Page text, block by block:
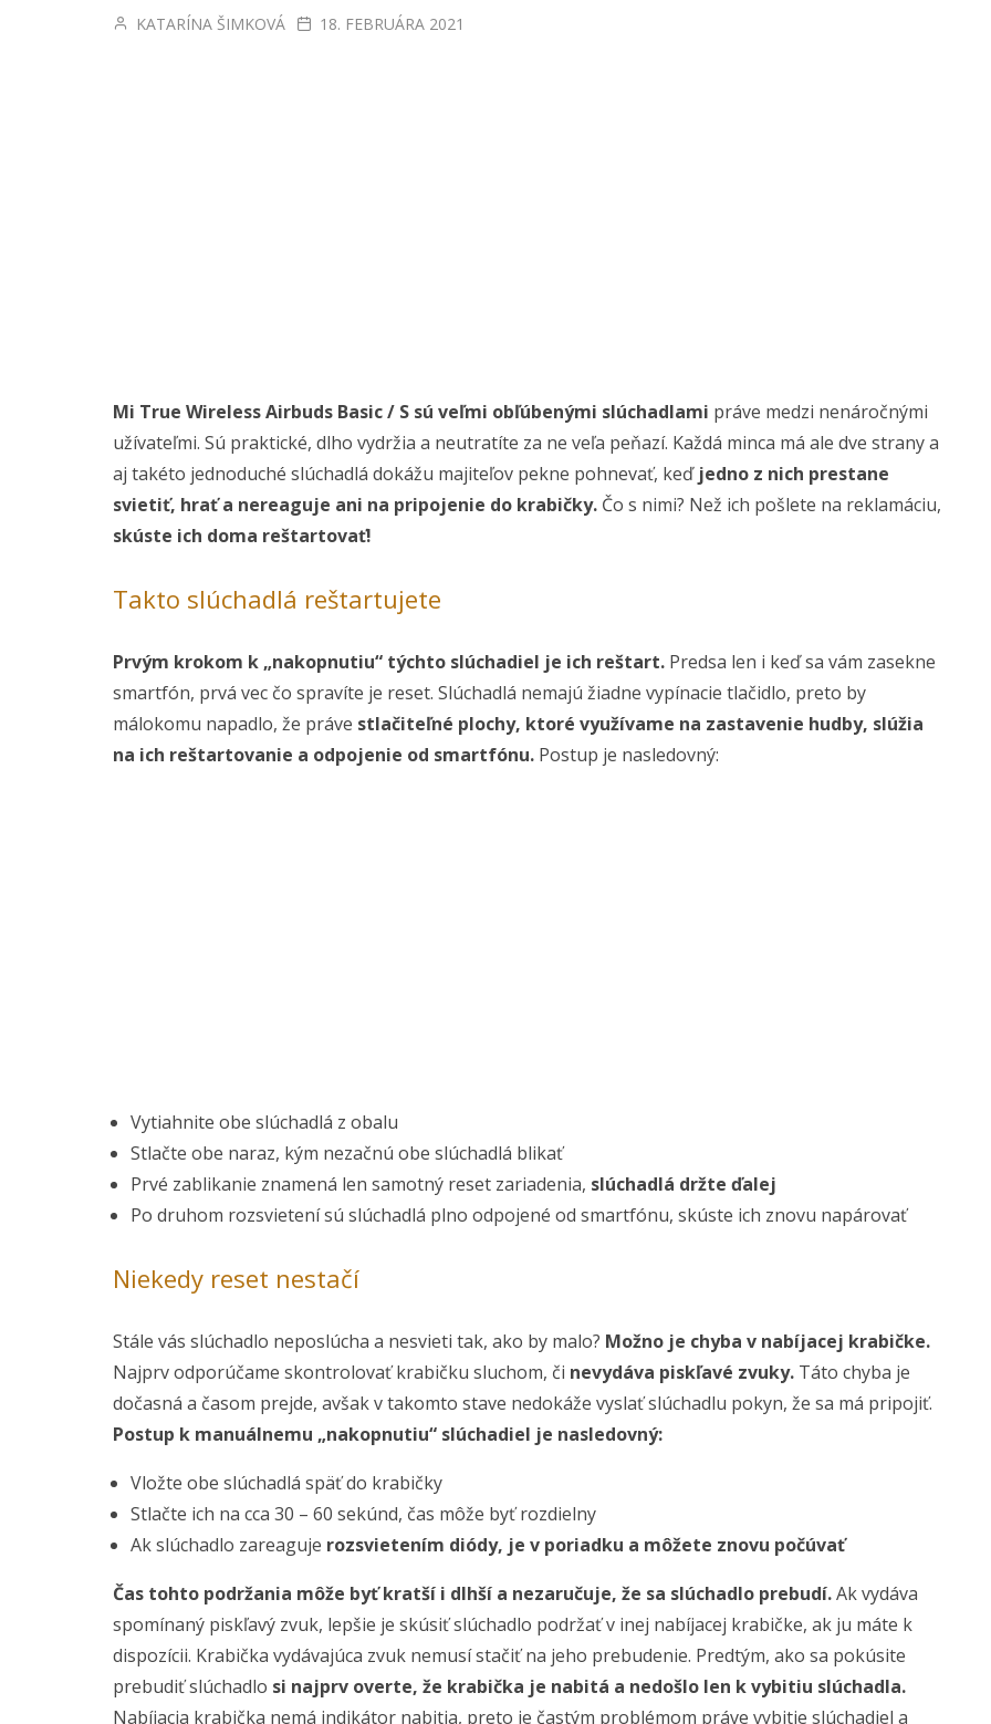
KATARÍNA ŠIMKOVÁ 18. FEBRUÁRA 2021
Mi True Wireless Airbuds Basic / S sú veľmi obľúbenými slúchadlami práve medzi nenáročnými
užívateľmi. Sú praktické, dlho vydržia a neutratíte za ne veľa peňazí. Každá minca má ale dve strany a
aj takéto jednoduché slúchadlá dokážu majiteľov pekne pohnevať, keď jedno z nich prestane
svietiť, hrať a nereaguje ani na pripojenie do krabičky. Čo s nimi? Než ich pošlete na reklamáciu,
skúste ich doma reštartovať!
Takto slúchadlá reštartujete
Prvým krokom k „nakopnutiu“ týchto slúchadiel je ich reštart. Predsa len i keď sa vám zasekne
smartfón, prvá vec čo spravíte je reset. Slúchadlá nemajú žiadne vypínacie tlačidlo, preto by
málokomu napadlo, že práve stlačiteľné plochy, ktoré využívame na zastavenie hudby, slúžia
na ich reštartovanie a odpojenie od smartfónu. Postup je nasledovný:
Vytiahnite obe slúchadlá z obalu
Stlačte obe naraz, kým nezačnú obe slúchadlá blikať
Prvé zablikanie znamená len samotný reset zariadenia, slúchadlá držte ďalej
Po druhom rozsvietení sú slúchadlá plno odpojené od smartfónu, skúste ich znovu napárovať
Niekedy reset nestačí
Stále vás slúchadlo neposlúcha a nesvieti tak, ako by malo? Možno je chyba v nabíjacej krabičke.
Najprv odporúčame skontrolovať krabičku sluchom, či nevydáva piskľavé zvuky. Táto chyba je
dočasná a časom prejde, avšak v takomto stave nedokáže vyslať slúchadlu pokyn, že sa má pripojiť.
Postup k manuálnemu „nakopnutiu“ slúchadiel je nasledovný:
Vložte obe slúchadlá späť do krabičky
Stlačte ich na cca 30 – 60 sekúnd, čas môže byť rozdielny
Ak slúchadlo zareaguje rozsvietením diódy, je v poriadku a môžete znovu počúvať
Čas tohto podržania môže byť kratší i dlhší a nezaručuje, že sa slúchadlo prebudí.Ak vydáva
spomínaný piskľavý zvuk, lepšie je skúsiť slúchadlo podržať v inej nabíjacej krabičke, ak ju máte k
dispozícii. Krabička vydávajúca zvuk nemusí stačiť na jeho prebudenie. Predtým, ako sa pokúsite
prebudiť slúchadlo si najprv overte, že krabička je nabitá a nedošlo len k vybitiu slúchadla.
Nabíjacia krabička nemá indikátor nabitia, preto je častým problémom práve vybitie slúchadiel a